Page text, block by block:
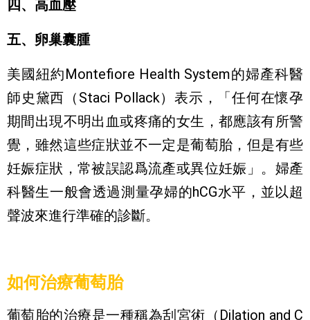
四、高血壓
五、卵巢囊腫
美國紐約Montefiore Health System的婦產科醫
師史黛西（Staci Pollack）表示，「任何在懷孕
期間出現不明出血或疼痛的女生，都應該有所警
覺，雖然這些症狀並不一定是葡萄胎，但是有些
妊娠症狀，常被誤認爲流產或異位妊娠」。婦產
科醫生一般會透過測量孕婦的hCG水平，並以超
聲波來進行準確的診斷。
如何治療葡萄胎
葡萄胎的治療是一種稱為刮宮術（Dilation and C